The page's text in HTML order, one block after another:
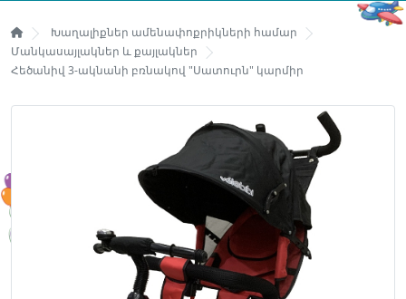
Խաղալիքներ ամենափոքրիկների համար
Մանկասայլակներ և քայլակներ
Հեծանիվ 3-ակնանի բռնակով "Սատուրն" կարմիր